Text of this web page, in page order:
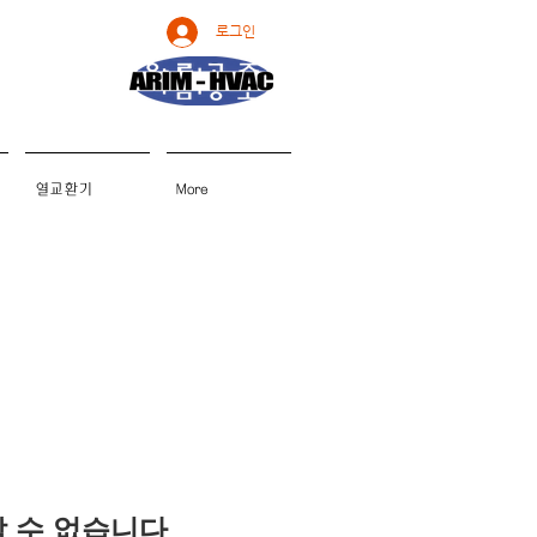
로그인
열교환기 More
수 없습니다